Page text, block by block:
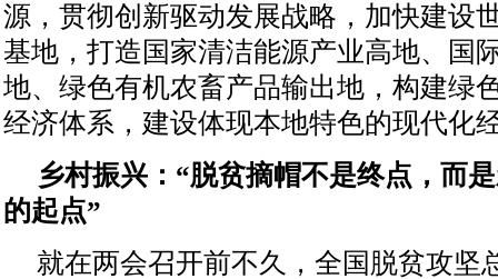
源，贯彻创新驱动发展战略，加快建设
基地，打造国家清洁能源产业高地、国
地、绿色有机农畜产品输出地，构建绿
经济体系，建设体现本地特色的现代化
乡村振兴：“脱贫摘帽不是终点，而
的起点”
就在两会召开前不久，全国脱贫攻坚